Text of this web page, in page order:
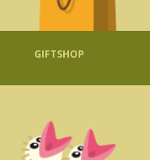
GIFTSHOP